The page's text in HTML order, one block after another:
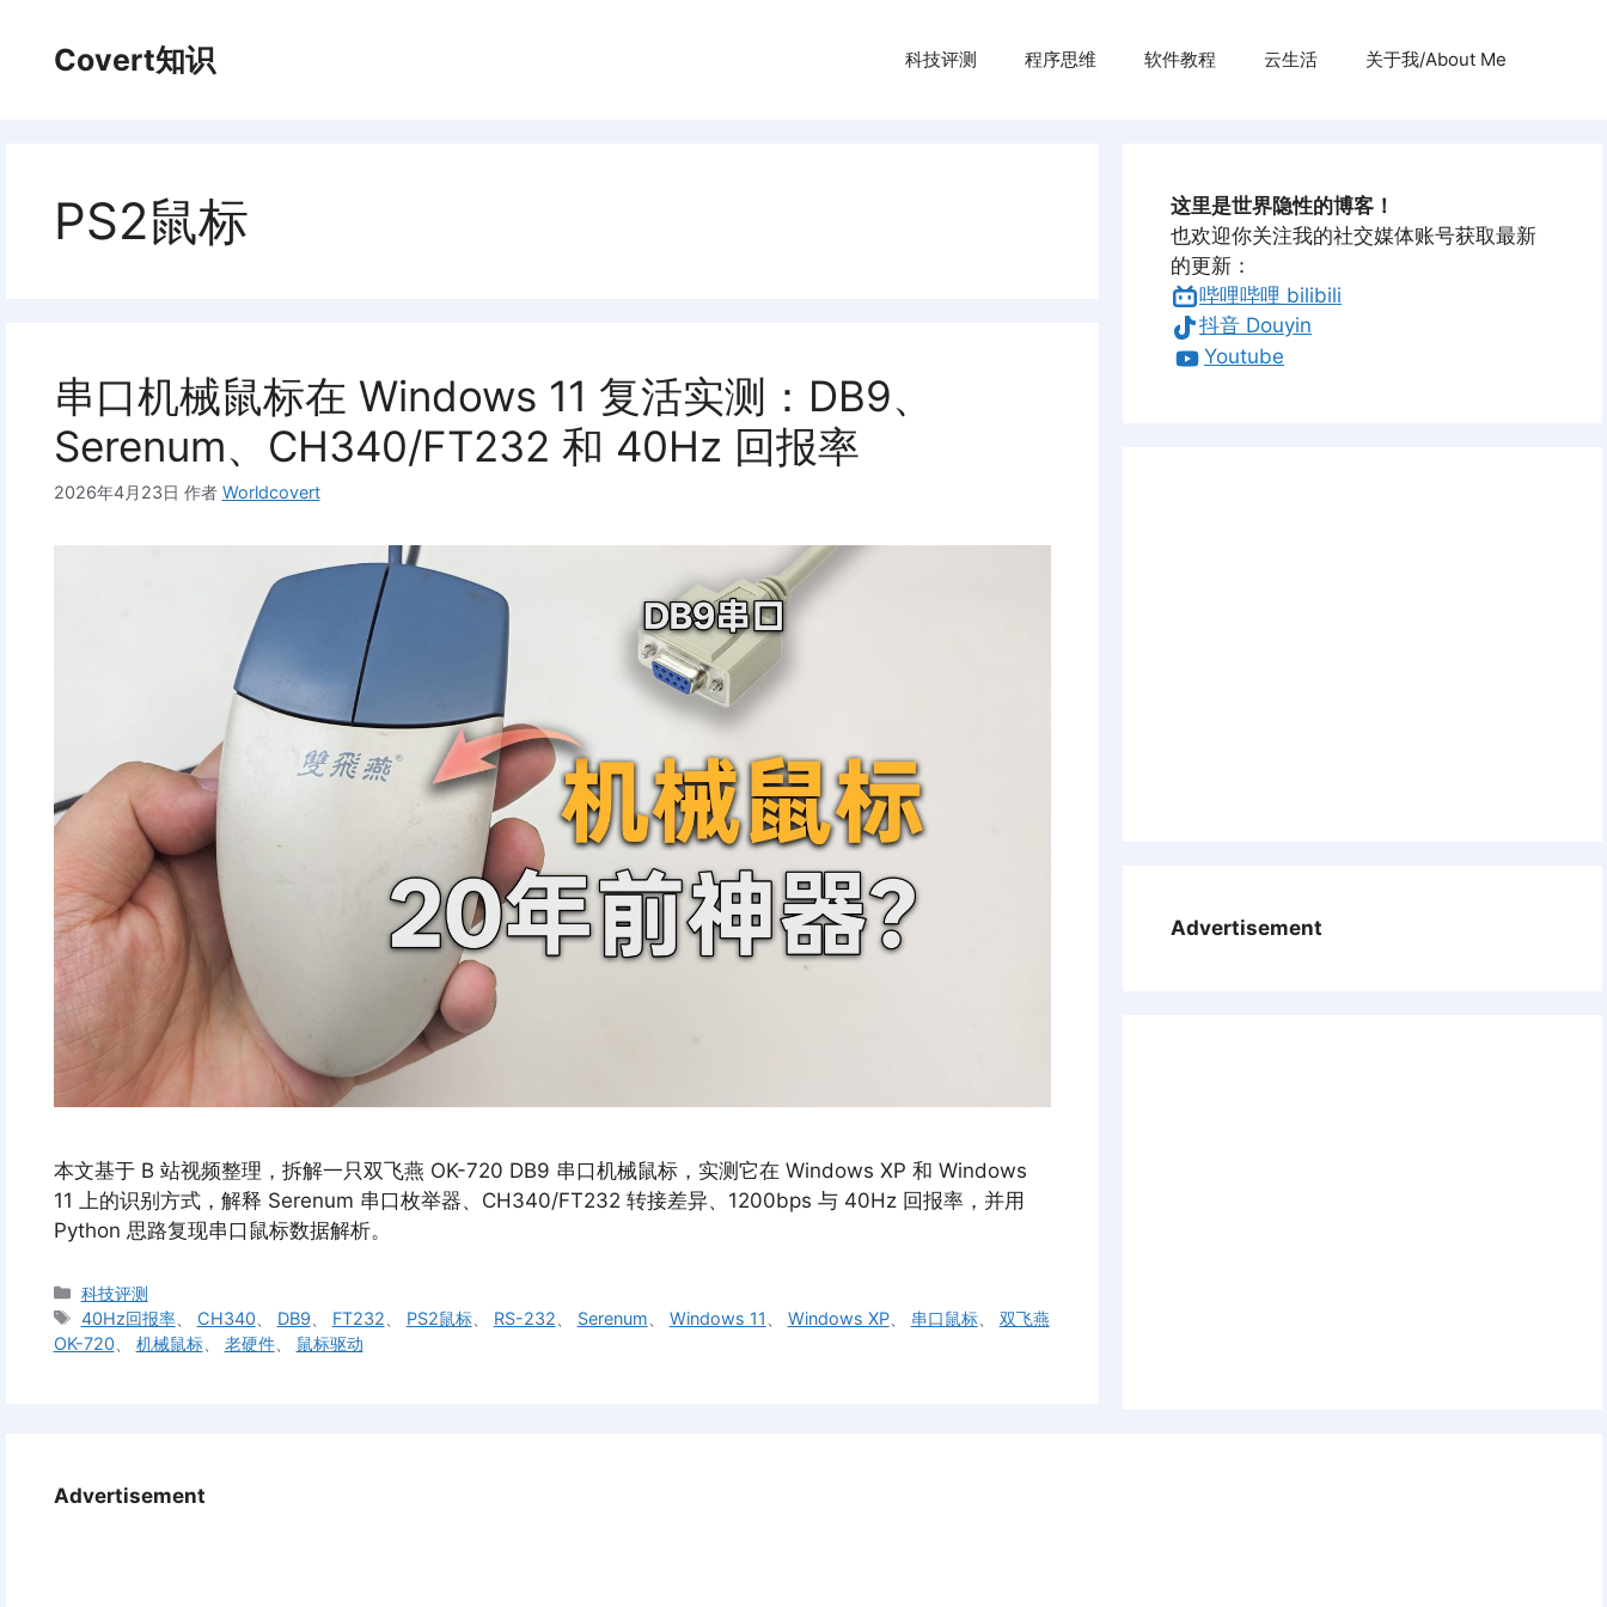
Covert知识 科技评测 程序思维 软件教程 云生活 关于我/About Me
PS2鼠标
串口机械鼠标在 Windows 11 复活实测：DB9、
Serenum、CH340/FT232 和 40Hz 回报率
2026年4月23日 作者 Worldcovert
本文基于 B 站视频整理，拆解一只双飞燕 OK-720 DB9 串口机械鼠标，实测它在 Windows XP 和 Windows
11 上的识别方式，解释 Serenum 串口枚举器、CH340/FT232 转接差异、1200bps 与 40Hz 回报率，并用
Python 思路复现串口鼠标数据解析。
分
类
科技评测
标
签
40Hz回报率、 CH340、 DB9 FT232 PS2鼠标、 RS-232 Serenum Windows 11 Windows XP、 串口鼠标、 双飞燕
OK-720、 机械鼠标、 老硬件、 鼠标驱动
这里是世界隐性的博客！
也欢迎你关注我的社交媒体账号获取最新
的更新：
哔哩哔哩 bilibili
抖音 Douyin
Youtube
Advertisement
Advertisement